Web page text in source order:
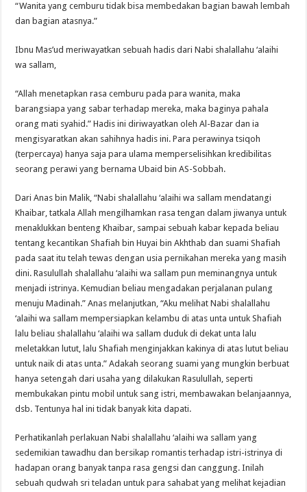
“Wanita yang cemburu tidak bisa membedakan bagian bawah lembah
dan bagian atasnya.”
Ibnu Mas’ud meriwayatkan sebuah hadis dari Nabi shalallahu ‘alaihi
wa sallam,
“Allah menetapkan rasa cemburu pada para wanita, maka
barangsiapa yang sabar terhadap mereka, maka baginya pahala
orang mati syahid.” Hadis ini diriwayatkan oleh Al-Bazar dan ia
mengisyaratkan akan sahihnya hadis ini. Para perawinya tsiqoh
(terpercaya) hanya saja para ulama memperselisihkan kredibilitas
seorang perawi yang bernama Ubaid bin AS-Sobbah.
Dari Anas bin Malik, “Nabi shalallahu ‘alaihi wa sallam mendatangi
Khaibar, tatkala Allah mengilhamkan rasa tengan dalam jiwanya untuk
menaklukkan benteng Khaibar, sampai sebuah kabar kepada beliau
tentang kecantikan Shafiah bin Huyai bin Akhthab dan suami Shafiah
pada saat itu telah tewas dengan usia pernikahan mereka yang masih
dini. Rasulullah shalallahu ‘alaihi wa sallam pun meminangnya untuk
menjadi istrinya. Kemudian beliau mengadakan perjalanan pulang
menuju Madinah.” Anas melanjutkan, “Aku melihat Nabi shalallahu
‘alaihi wa sallam mempersiapkan kelambu di atas unta untuk Shafiah
lalu beliau shalallahu ‘alaihi wa sallam duduk di dekat unta lalu
meletakkan lutut, lalu Shafiah menginjakkan kakinya di atas lutut beliau
untuk naik di atas unta.” Adakah seorang suami yang mungkin berbuat
hanya setengah dari usaha yang dilakukan Rasulullah, seperti
membukakan pintu mobil untuk sang istri, membawakan belanjaannya,
dsb. Tentunya hal ini tidak banyak kita dapati.
Perhatikanlah perlakuan Nabi shalallahu ‘alaihi wa sallam yang
sedemikian tawadhu dan bersikap romantis terhadap istri-istrinya di
hadapan orang banyak tanpa rasa gengsi dan canggung. Inilah
sebuah qudwah sri teladan untuk para sahabat yang melihat kejadian